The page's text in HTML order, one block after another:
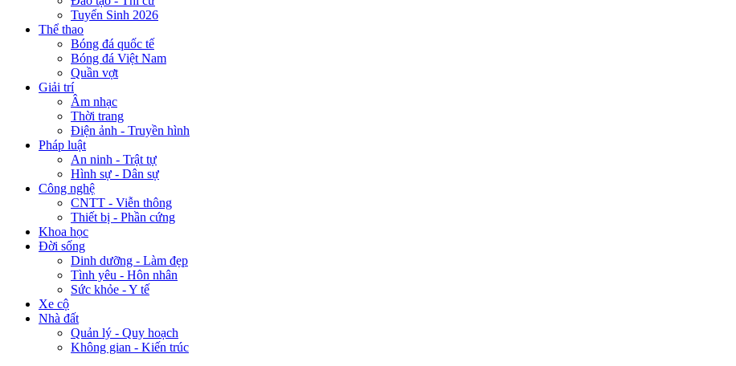
Tuyển Sinh 2026
Thể thao
Bóng đá quốc tế
Bóng đá Việt Nam
Quần vợt
Giải trí
Âm nhạc
Thời trang
Điện ảnh - Truyền hình
Pháp luật
An ninh - Trật tự
Hình sự - Dân sự
Công nghệ
CNTT - Viễn thông
Thiết bị - Phần cứng
Khoa học
Đời sống
Dinh dưỡng - Làm đẹp
Tình yêu - Hôn nhân
Sức khỏe - Y tế
Xe cộ
Nhà đất
Quản lý - Quy hoạch
Không gian - Kiến trúc